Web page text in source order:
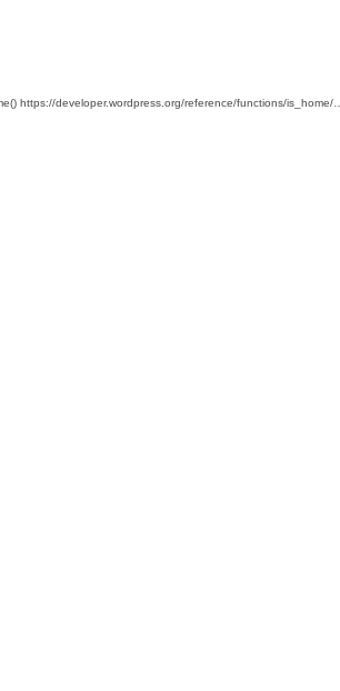
https://developer.wordpress.org/reference/functions/is_home/…